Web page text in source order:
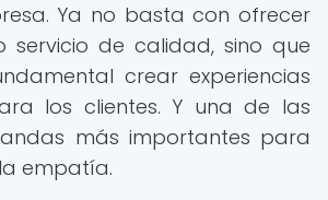
Ya no basta con ofrecer
servicio de calidad, sino que
crear experiencias
los clientes. Y una de las
más importantes para
empatía.